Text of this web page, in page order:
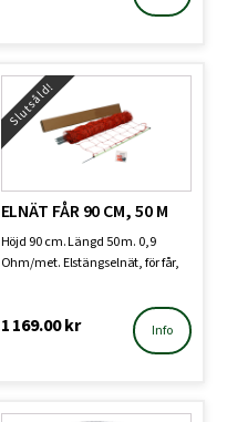
Slutsåld!
ELNÄT FÅR 90 CM, 50 M
Höjd 90 cm. Längd 50 m. 0,9
Ohm/met. Elstängselnät, för får,
1 169.00kr Info